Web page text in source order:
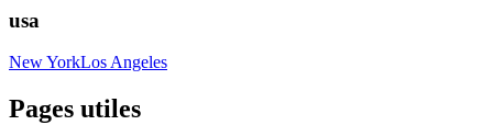
usa
New YorkLos Angeles
Pages utiles